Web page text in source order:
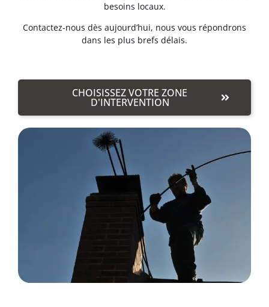
besoins locaux.
Contactez-nous dès aujourd’hui, nous vous répondrons
dans les plus brefs délais.
CHOISISSEZ VOTRE ZONE
D'INTERVENTION